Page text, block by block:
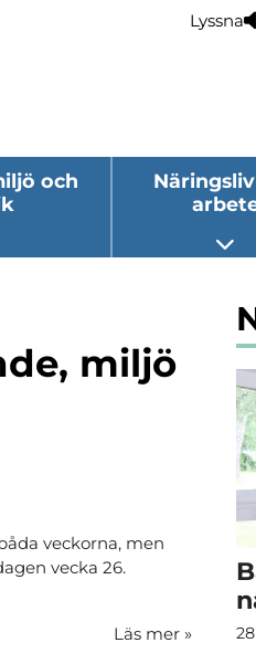
Lyssna
och
undermeny
miljö
veckorna, men
vecka 26.
Läs mer »